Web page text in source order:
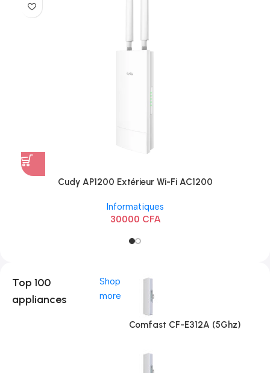
Cudy AP1200 Extérieur Wi-Fi AC1200
Informatiques
30000 CFA
Top 100
appliances
Shop
more
Comfast CF-E312A (5Ghz)